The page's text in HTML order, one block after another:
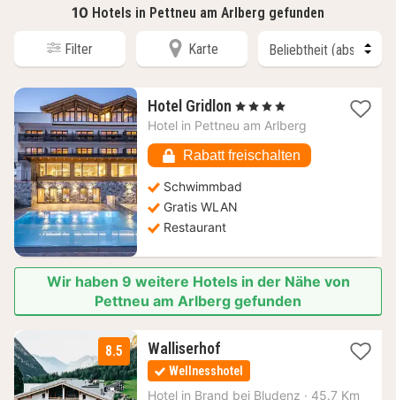
10 Hotels in Pettneu am Arlberg gefunden
Filter Karte
Hotel Gridlon 1
Nacht
283,81
€
, 4 Sterne
Hotel in Pettneu am Arlberg
Rabatt freischalten
Schwimmbad
Gratis WLAN
Restaurant
Wir haben 9 weitere Hotels in der Nähe von
Pettneu am Arlberg gefunden
8.5 Walliserhof1
Nacht
ab
177,18
Wellnesshotel
Hotel in Brand bei Bludenz · 45.7 Km